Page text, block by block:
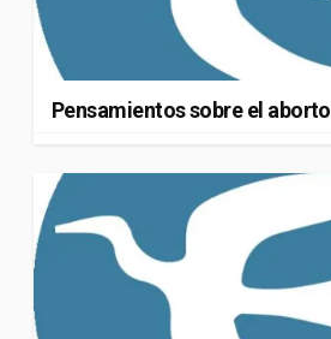
Pensamientos sobre el aborto